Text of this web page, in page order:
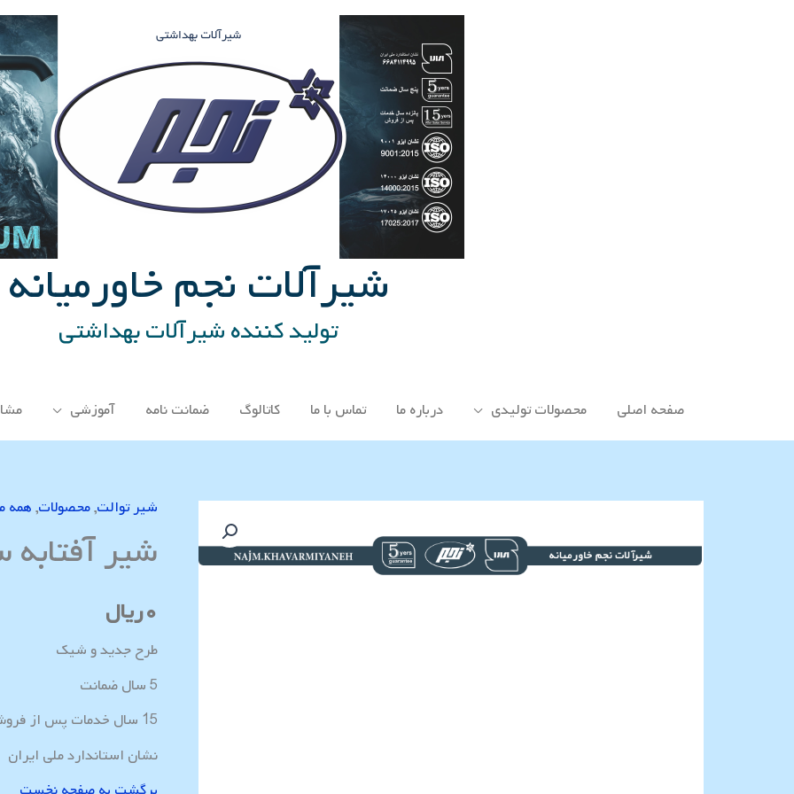
شیرآلات نجم خاورمیانه
تولید کننده شیرآلات بهداشتی
صفحه اصلی محصولات تولیدی درباره ما تماس با ما کاتالوگ ضمانت نامه آموزشی
شیر توالت,محصولات,همه
شیر آفتابه
۰ریال
طرح جدید و شیک
5 سال ضمانت
15 سال خدمات پس از فروش
نشان استاندارد ملی ایران
شیر
آفتابه
ساموئل
خاورمیانه
عدد